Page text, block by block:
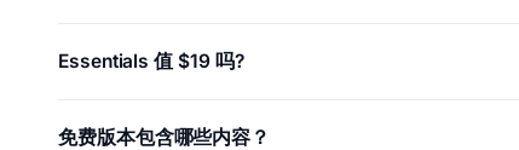
Essentials 值 $19 吗?
免费版本包含哪些内容？